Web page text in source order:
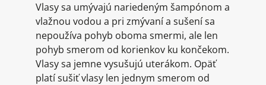
Vlasy sa umývajú nariedeným šampónom a
vlažnou vodou a pri zmývaní a sušení sa
nepoužíva pohyb oboma smermi, ale len
pohyb smerom od korienkov ku končekom.
Vlasy sa jemne vysušujú uterákom. Opäť
platí sušiť vlasy len jednym smerom od